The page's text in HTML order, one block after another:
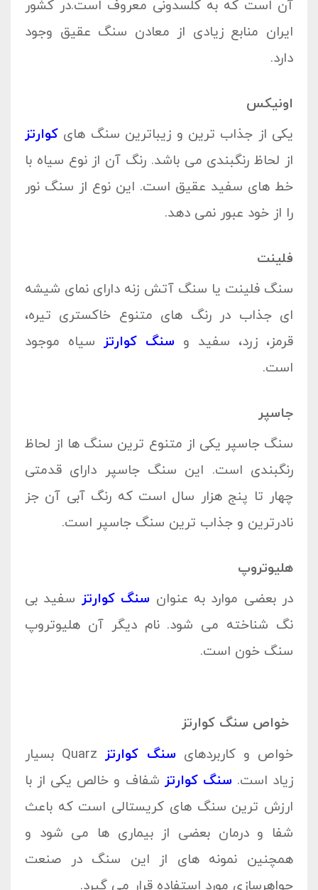
آن است که به کلسدونی معروف است.در کشور
ایران منابع زیادی از معادن سنگ عقیق وجود
دارد.
اونیکس
یکی از جذاب ترین و زیباترین سنگ های کوارتز
از لحاظ رنگبندی می باشد. رنگ آن از نوع سیاه با
خط های سفید عقیق است. این نوع از سنگ نور
را از خود عبور نمی دهد.
فلینت
سنگ فلینت یا سنگ آتش زنه دارای نمای شیشه
ای جذاب در رنگ های متنوع خاکستری تیره،
قرمز، زرد، سفید و سنگ کوارتز سیاه موجود
است.
جاسپر
سنگ جاسپر یکی از متنوع ترین سنگ ها از لحاظ
رنگبندی است. این سنگ جاسپر دارای قدمتی
چهار تا پنج هزار سال است که رنگ آبی آن جز
نادرترین و جذاب ترین سنگ جاسپر است.
هلیوتروپ
در بعضی موارد به عنوان سنگ کوارتز سفید بی
نگ شناخته می شود. نام دیگر آن هلیوتروپ
سنگ خون است.
خواص سنگ کوارتز
خواص و کاربردهای سنگ کوارتز
Quarz بسیار
زیاد است. سنگ کوارتز شفاف و خالص یکی از با
ارزش ترین سنگ های کریستالی است که باعث
شفا و درمان بعضی از بیماری ها می شود و
همچنین نمونه های از این سنگ در صنعت
جواهرسازی مورد استفاده قرار می گیرد.